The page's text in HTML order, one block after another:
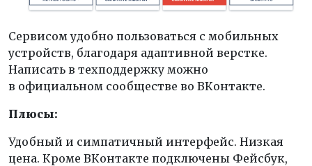
Сервисом удобно пользоваться с мобильных
устройств, благодаря адаптивной верстке.
Написать в техподдержку можно
в официальном сообществе во ВКонтакте.
Плюсы:
Удобный и симпатичный интерфейс. Низкая
цена. Кроме ВКонтакте подключены Фейсбук,